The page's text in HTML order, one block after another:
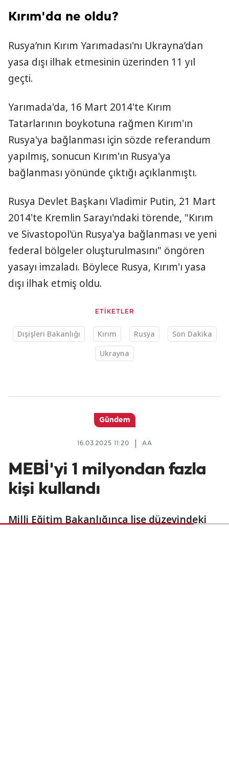
Kırım'da ne oldu?
Rusya’nın Kırım Yarımadası'nı Ukrayna’dan
yasa dışı ilhak etmesinin üzerinden 11 yıl
geçti.
Yarımada'da, 16 Mart 2014'te Kırım
Tatarlarının boykotuna rağmen Kırım'ın
Rusya'ya bağlanması için sözde referandum
yapılmış, sonucun Kırım'ın Rusya'ya
bağlanması yönünde çıktığı açıklanmıştı.
Rusya Devlet Başkanı Vladimir Putin, 21 Mart
2014'te Kremlin Sarayı'ndaki törende, "Kırım
ve Sivastopol'ün Rusya'ya bağlanması ve yeni
federal bölgeler oluşturulmasını" öngören
yasayı imzaladı. Böylece Rusya, Kırım'ı yasa
dışı ilhak etmiş oldu.
ETİKETLER
Dışişleri Bakanlığı Kırım Rusya
Son Dakika
Ukrayna
Gündem
AA
16.03.2025 11:20
MEBİ'yi 1 milyondan fazla
kişi kullandı
Milli Eğitim Bakanlığınca lise düzeyindeki